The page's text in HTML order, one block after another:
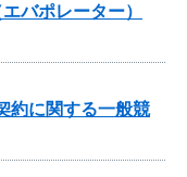
バポレーター）
約に関する一般競